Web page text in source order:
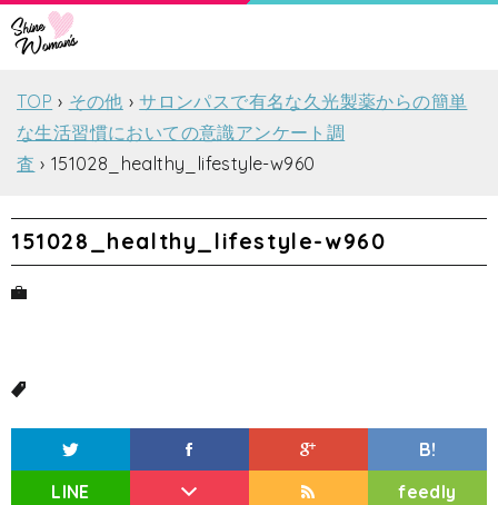
TOP その他
サロンパスで有名な久光製薬からの簡単
な生活習慣においての意識アンケート調
査
151028_healthy_lifestyle-w960
151028_healthy_lifestyle-w960
B!
LINE
feedly